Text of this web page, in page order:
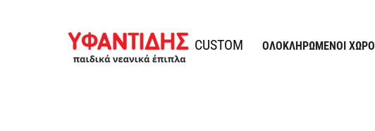
CUSTOM Υφαντίδης
ΟΛΟΚΛΗΡΩΜΈΝΟΙ ΧΏΡΟΙ